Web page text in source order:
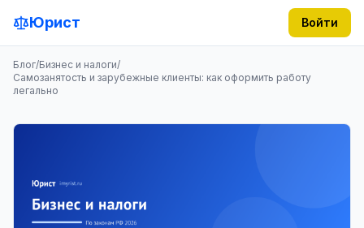
Юрист Войти
Блог/Бизнес и налоги/
Самозанятость и зарубежные клиенты: как оформить работу
легально